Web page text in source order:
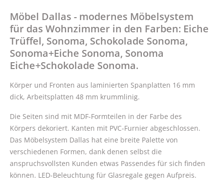
Möbel Dallas - modernes Möbelsystem
für das Wohnzimmer in den Farben: Eiche
Trüffel, Sonoma, Schokolade Sonoma,
Sonoma+Eiche Sonoma, Sonoma
Eiche+Schokolade Sonoma.
Körper und Fronten aus laminierten Spanplatten 16 mm
dick, Arbeitsplatten 48 mm krummlinig.
Die Seiten sind mit MDF-Formteilen in der Farbe des
Körpers dekoriert. Kanten mit PVC-Furnier abgeschlossen.
Das Möbelsystem Dallas hat eine breite Palette von
verschiedenen Formen, dank denen selbst die
anspruchsvollsten Kunden etwas Passendes für sich finden
können. LED-Beleuchtung für Glasregale gegen Aufpreis.